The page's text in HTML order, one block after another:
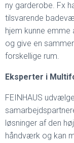
ny garderobe. Fx
tilsvarende
hjem kunne
og give en
forskellige rum.
Eksperter i
FEINHAUS
løsninger af den
håndværk og kan